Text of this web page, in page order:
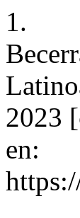
1.
2023
en: